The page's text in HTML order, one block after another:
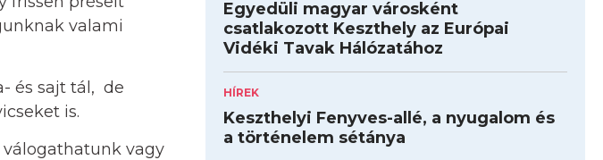
valami
és sajt tál, de
is.
vagy
Egyedüli magyar városként
csatlakozott Keszthely az Európai
Vidéki Tavak Hálózatához
HÍREK
Keszthelyi Fenyves-allé, a nyugalom és
a történelem sétánya